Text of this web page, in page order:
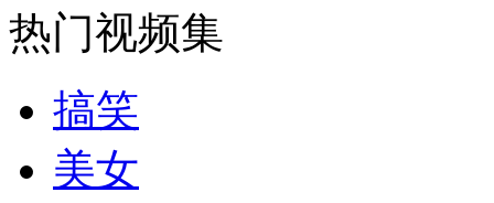
安徽一实载49人客车翻车
走！跟着总书记去植树
热门视频集
搞笑
美女